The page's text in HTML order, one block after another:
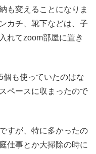
も変えることになりま
カチ、靴下などは、子
れてzoom部屋に置き
も使っていたのはな
ペースに収まったので
すが、特に多かったの
仕事とか大掃除の時に